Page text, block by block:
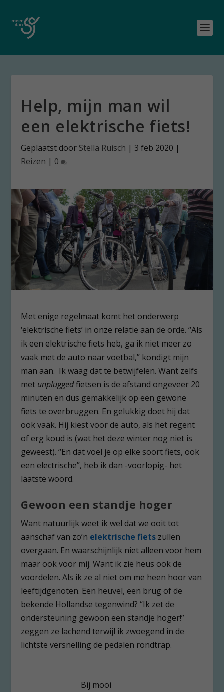
Help, mijn man wil
een elektrische fiets!
Geplaatst door Stella Ruisch | 3 feb 2020 |
Reizen | 0
Met enige regelmaat komt het onderwerp
‘elektrische fiets’ in onze relatie aan de orde. “Als
ik een elektrische fiets heb, ga ik niet meer zo
vaak met de auto naar voetbal,” kondigt mijn
man aan. Ik waag dat te betwijfelen. Want zelfs
met unpluggedfietsen is de afstand ongeveer 20
minuten en dus gemakkelijk op een gewone
fiets te overbruggen. En gelukkig doet hij dat
ook vaak. Hij kiest voor de auto, als het regent
of erg koud is (wat het deze winter nog niet is
geweest). “En dat voel je op elke soort fiets, ook
een electrische”, heb ik dan -voorlopig- het
laatste woord.
Gewoon een standje hoger
Want natuurlijk weet ik wel dat we ooit tot
aanschaf van zo’n elektrische fiets zullen
overgaan. En waarschijnlijk niet alleen voor hem
maar ook voor mij. Want ik zie heus ook de
voordelen. Als ik ze al niet om me heen hoor van
leeftijdgenoten. Een heuvel, een brug of de
bekende Hollandse tegenwind? “Ik zet de
ondersteuning gewoon een standje hoger!”
zeggen ze lachend terwijl ik zwoegend in de
lichtste versnelling de pedalen rondtrap.
Bij mooi